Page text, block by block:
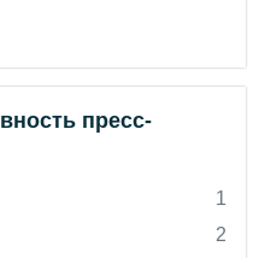
пресс-
1
2